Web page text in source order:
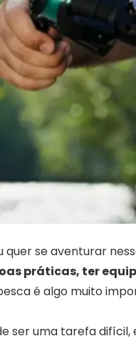
se aventurar
práticas, ter
é algo muito
ser uma tarefa